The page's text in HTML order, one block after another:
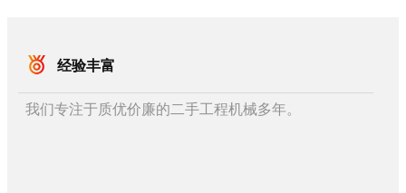
经验丰富
我们专注于质优价廉的二手工程机械多年。